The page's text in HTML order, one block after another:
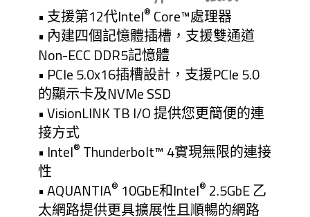
• 支援第12代Intel® Core™處理器
• 內建四個記憶體插槽，支援雙通道
Non-ECC DDR5記憶體
• PCIe 5.0x16插槽設計，支援PCIe 5.0
的顯示卡及NVMe SSD
• VisionLINK TB I/O 提供您更簡便的連
接方式
• Intel® Thunderbolt™ 4實現無限的連接
性
• AQUANTIA® 10GbE和Intel® 2.5GbE 乙
太網路提供更具擴展性且順暢的網路